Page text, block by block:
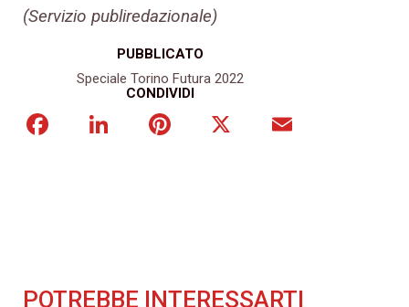
PUBBLICATO
Speciale Torino Futura 2022
CONDIVIDI
FacebookLinkedInPinterest
(Servizio publiredazionale)
POTREBBE INTERESSARTI